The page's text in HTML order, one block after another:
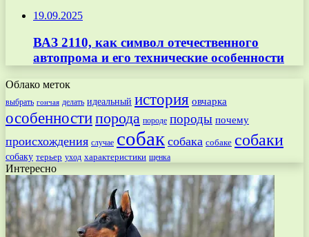
19.09.2025
ВАЗ 2110, как символ отечественного
автопрома и его технические особенности
Облако меток
выбрать гончая делать идеальный история овчарка
особенностипорода породе породы почему
происхождения случае собак собака собаке собаки
собаку терьер уход характеристики щенка
Интересно